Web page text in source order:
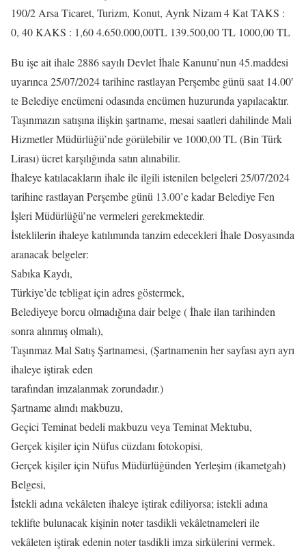
190/2 Arsa Ticaret, Turizm, Konut, Ayrık Nizam 4 Kat TAKS :
0, 40 KAKS : 1,60 4.650.000,00TL 139.500,00 TL 1000,00 TL
Bu işe ait ihale 2886 sayılı Devlet İhale Kanunu’nun 45.maddesi
uyarınca 25/07/2024 tarihine rastlayan Perşembe günü saat 14.00′
te Belediye encümeni odasında encümen huzurunda yapılacaktır.
Taşınmazın satışına ilişkin şartname, mesai saatleri dahilinde Mali
Hizmetler Müdürlüğü’nde görülebilir ve 1000,00 TL (Bin Türk
Lirası) ücret karşılığında satın alınabilir.
İhaleye katılacakların ihale ile ilgili istenilen belgeleri 25/07/2024
tarihine rastlayan Perşembe günü 13.00’e kadar Belediye Fen
İşleri Müdürlüğü’ne vermeleri gerekmektedir.
İsteklilerin ihaleye katılımında tanzim edecekleri İhale Dosyasında
aranacak belgeler:
Sabıka Kaydı,
Türkiye’de tebligat için adres göstermek,
Belediyeye borcu olmadığına dair belge ( İhale ilan tarihinden
sonra alınmış olmalı),
Taşınmaz Mal Satış Şartnamesi, (Şartnamenin her sayfası ayrı ayrı
ihaleye iştirak eden
tarafından imzalanmak zorundadır.)
Şartname alındı makbuzu,
Geçici Teminat bedeli makbuzu veya Teminat Mektubu,
Gerçek kişiler için Nüfus cüzdanı fotokopisi,
Gerçek kişiler için Nüfus Müdürlüğünden Yerleşim (ikametgah)
Belgesi,
İstekli adına vekâleten ihaleye iştirak ediliyorsa; istekli adına
teklifte bulunacak kişinin noter tasdikli vekâletnameleri ile
vekâleten iştirak edenin noter tasdikli imza sirkülerini vermek.